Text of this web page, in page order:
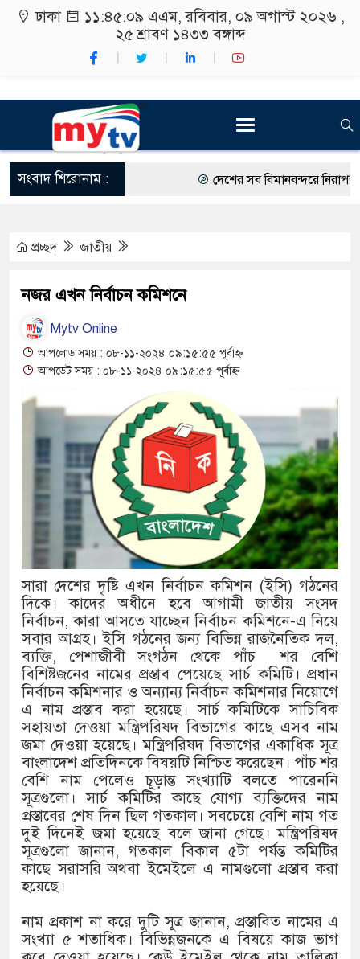
ঢাকা ১১:৪৫:১০ এএম, রবিবার, ০৯ অগাস্ট ২০২৬ ,
২৫ শ্রাবণ ১৪৩৩ বঙ্গাব্দ
সংবাদ শিরোনাম : দেশের সব বিমানবন্দরে নিরাপত্তা
রং ফর্সাকারী ৮ ব্র্যান্ডের ক্রিমে
অত্যাচারের ছবি যেন আর তুলতে
আলাল
‘গুলশানের চামেলি’তে ভিন্ন রূপে
যৌনকর্মীর দালাল চরিত্রে
সারজিস-পাটোয়ারীসহ ১০ জনের
গুলশান থেকে সাবেক মন্ত্রী লতিফ
‘স্কুটি নাকি গোল্ড?’ ক্যাম্পেইনের
এর ফ্রিডম ব্র্যান্ড, বাড়ল ক্যাম্পেইনের
সংবিধান অনুযায়ী যথাসময়ে রাষ্ট্রপতি
১৫২২ পুলিশ সদস্যকে চাকরিতে
খিলক্ষেত থানা বিএনপির যুগ্ম
দেশের ৬ অঞ্চলে ঝড়ের আভাস
সার্ককে আরও গতিশীল করতে চায়
প্রেমের সম্পর্ক ছিন্ন না করায় মা-
হামের উপসর্গে আরও ৬ প্রাণহানি,
প্রচ্ছদ জাতীয়
নজর এখন নির্বাচন কমিশনে
Mytv Online
আপলোড সময় : ০৮-১১-২০২৪ ০৯:১৫:৫৫ পূর্বাহ্ন
আপডেট সময় : ০৮-১১-২০২৪ ০৯:১৫:৫৫ পূর্বাহ্ন
সারা দেশের দৃষ্টি এখন নির্বাচন কমিশন (ইসি) গঠনের
দিকে। কাদের অধীনে হবে আগামী জাতীয় সংসদ
নির্বাচন, কারা আসতে যাচ্ছেন নির্বাচন কমিশনে-এ নিয়ে
সবার আগ্রহ। ইসি গঠনের জন্য বিভিন্ন রাজনৈতিক দল,
ব্যক্তি, পেশাজীবী সংগঠন থেকে পাঁচ শর বেশি
বিশিষ্টজনের নামের প্রস্তাব পেয়েছে সার্চ কমিটি। প্রধান
নির্বাচন কমিশনার ও অন্যান্য নির্বাচন কমিশনার নিয়োগে
এ নাম প্রস্তাব করা হয়েছে। সার্চ কমিটিকে সাচিবিক
সহায়তা দেওয়া মন্ত্রিপরিষদ বিভাগের কাছে এসব নাম
জমা দেওয়া হয়েছে। মন্ত্রিপরিষদ বিভাগের একাধিক সূত্র
বাংলাদেশ প্রতিদিনকে বিষয়টি নিশ্চিত করেছেন। পাঁচ শর
বেশি নাম পেলেও চূড়ান্ত সংখ্যাটি বলতে পারেননি
সূত্রগুলো। সার্চ কমিটির কাছে যোগ্য ব্যক্তিদের নাম
প্রস্তাবের শেষ দিন ছিল গতকাল। সবচেয়ে বেশি নাম গত
দুই দিনেই জমা হয়েছে বলে জানা গেছে। মন্ত্রিপরিষদ
সূত্রগুলো জানান, গতকাল বিকাল ৫টা পর্যন্ত কমিটির
কাছে সরাসরি অথবা ইমেইলে এ নামগুলো প্রস্তাব করা
হয়েছে।
নাম প্রকাশ না করে দুটি সূত্র জানান, প্রস্তাবিত নামের এ
সংখ্যা ৫ শতাধিক। বিভিন্নজনকে এ বিষয়ে কাজ ভাগ